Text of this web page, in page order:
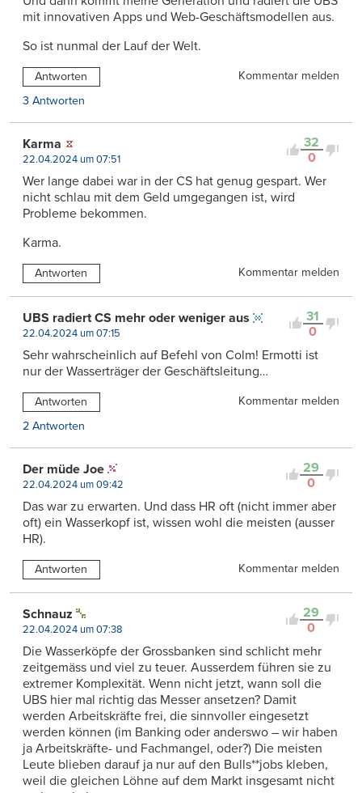
mit innovativen Apps und Web-Geschäftsmodellen aus.
So ist nunmal der Lauf der Welt.
Antworten
Kommentar melden
3 Antworten
32
0
Karma
22.04.2024 um 07:51
Wer lange dabei war in der CS hat genug gespart. Wer
nicht schlau mit dem Geld umgegangen ist, wird
Probleme bekommen.
Karma.
Antworten Kommentar melden
31
0
UBS radiert CS mehr oder weniger aus
22.04.2024 um 07:15
Sehr wahrscheinlich auf Befehl von Colm! Ermotti ist
nur der Wasserträger der Geschäftsleitung…
Antworten
Kommentar melden
2 Antworten
29
0
Der müde Joe
22.04.2024 um 09:42
Das war zu erwarten. Und dass HR oft (nicht immer aber
oft) ein Wasserkopf ist, wissen wohl die meisten (ausser
HR).
Antworten Kommentar melden
29
0
Schnauz
22.04.2024 um 07:38
Die Wasserköpfe der Grossbanken sind schlicht mehr
zeitgemäss und viel zu teuer. Ausserdem führen sie zu
extremer Komplexität. Wenn nicht jetzt, wann soll die
UBS hier mal richtig das Messer ansetzen? Damit
werden Arbeitskräfte frei, die sinnvoller eingesetzt
werden können (im Banking oder anderswo – wir haben
ja Arbeitskräfte- und Fachmangel, oder?) Die meisten
Leute blieben darauf ja nur auf den Bulls**jobs kleben,
weil die gleichen Löhne auf dem Markt insgesamt nicht